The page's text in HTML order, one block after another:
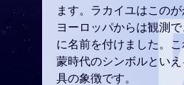
ます。ラカイユはこのが
ヨーロッパからは観測
に名前を付けました。
蒙時代のシンボルとい
具の象徴です。